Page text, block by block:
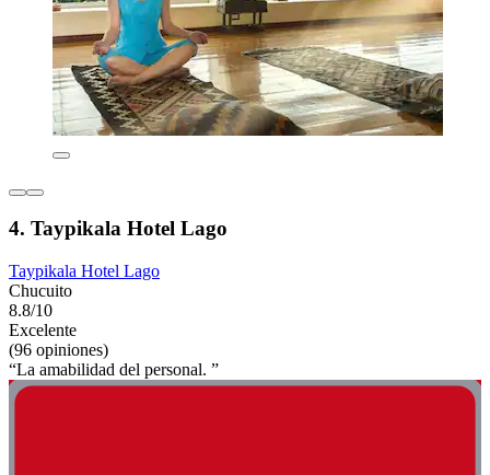
4. Taypikala Hotel Lago
Taypikala Hotel Lago
Chucuito
8.8/10
Excelente
(96 opiniones)
“La amabilidad del personal. ”